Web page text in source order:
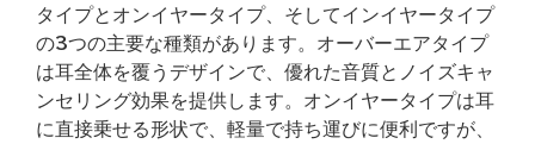
タイプとオンイヤータイプ、そしてインイヤータイプ
の3つの主要な種類があります。オーバーエアタイプ
は耳全体を覆うデザインで、優れた音質とノイズキャ
ンセリング効果を提供します。オンイヤータイプは耳
に直接乗せる形状で、軽量で持ち運びに便利ですが、